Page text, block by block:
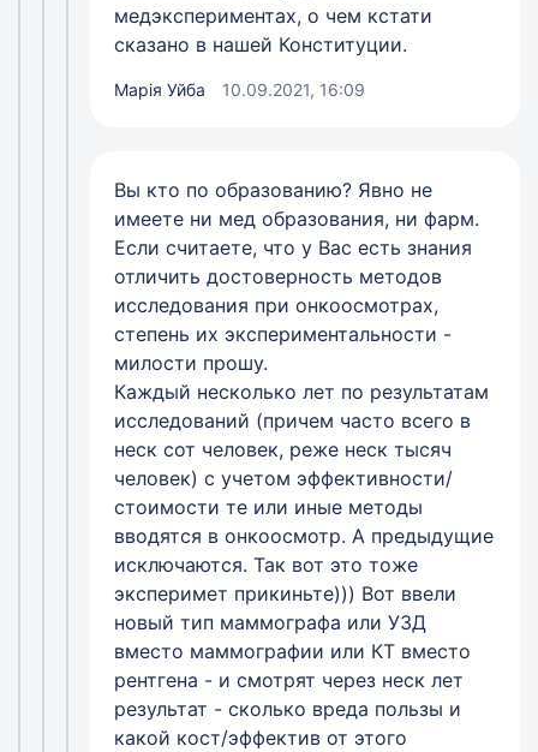
медэкспериментах, о чем кстати
сказано в нашей Конституции.
Марія Уйба 10.09.2021, 16:09
Вы кто по образованию? Явно не
имеете ни мед образования, ни фарм.
Если считаете, что у Вас есть знания
отличить достоверность методов
исследования при онкоосмотрах,
степень их экспериментальности -
милости прошу.
Каждый несколько лет по результатам
исследований (причем часто всего в
неск сот человек, реже неск тысяч
человек) с учетом эффективности/
стоимости те или иные методы
вводятся в онкоосмотр. А предыдущие
исключаются. Так вот это тоже
эксперимет прикиньте))) Вот ввели
новый тип маммографа или УЗД
вместо маммографии или КТ вместо
рентгена - и смотрят через неск лет
результат - сколько вреда пользы и
какой кост/эффектив от этого